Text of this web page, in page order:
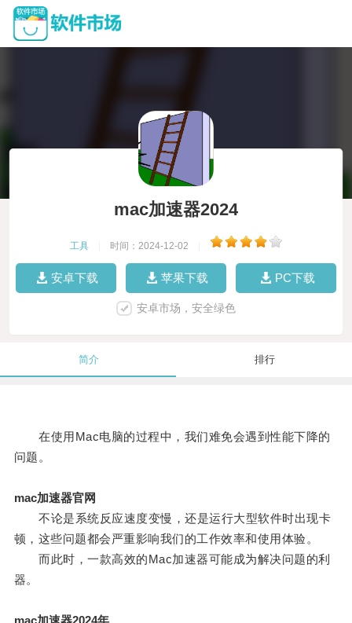
mac加速器2024
工具 时间：2024-12-02
安卓下载 苹果下载 PC下载
安卓市场，安全绿色
简介 排行
在使用Mac电脑的过程中，我们难免会遇到性能下降的
问题。
mac加速器官网
不论是系统反应速度变慢，还是运行大型软件时出现卡
顿，这些问题都会严重影响我们的工作效率和使用体验。
而此时，一款高效的Mac加速器可能成为解决问题的利
器。